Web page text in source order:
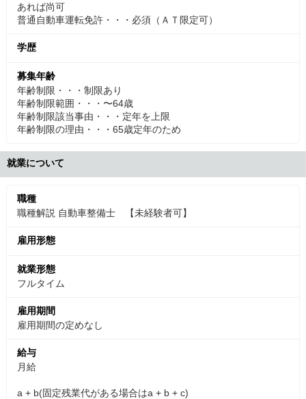
あれば尚可
普通自動車運転免許・・・必須（ＡＴ限定可）
学歴
募集年齢
年齢制限・・・制限あり
年齢制限範囲・・・〜64歳
年齢制限該当事由・・・定年を上限
年齢制限の理由・・・65歳定年のため
就業について
職種
職種解説 自動車整備士 【未経験者可】
雇用形態
就業形態
フルタイム
雇用期間
雇用期間の定めなし
給与
月給
a + b(固定残業代がある場合はa + b + c)